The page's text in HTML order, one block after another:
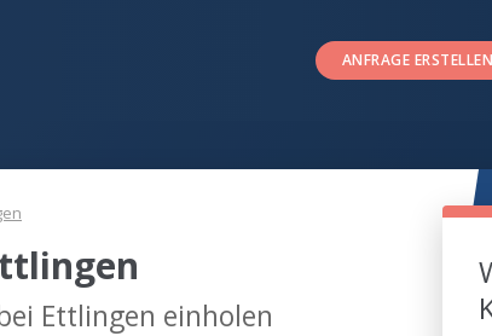
ANFRAGE ERSTELLEN
Ettlingen einholen